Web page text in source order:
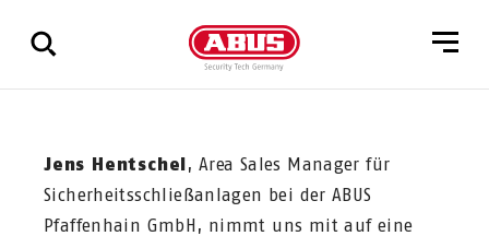
alle
Jens Hentschel, Area Sales Manager für
Sicherheitsschließanlagen bei der ABUS
Pfaffenhain GmbH, nimmt uns mit auf eine